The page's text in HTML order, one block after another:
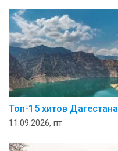
Топ-15 хитов Дагестана
11.09.2026, пт